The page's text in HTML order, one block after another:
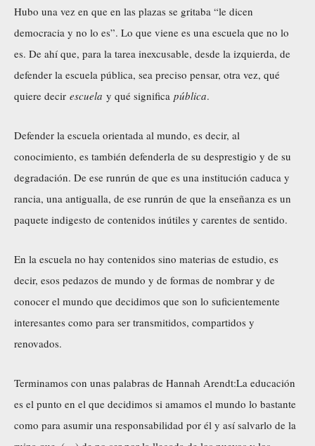
Hubo una vez en que en las plazas se gritaba “le dicen
democracia y no lo es”. Lo que viene es una escuela que no lo
es. De ahí que, para la tarea inexcusable, desde la izquierda, de
defender la escuela pública, sea preciso pensar, otra vez, qué
quiere decir escuela y qué significa pública.
Defender la escuela orientada al mundo, es decir, al
conocimiento, es también defenderla de su desprestigio y de su
degradación. De ese runrún de que es una institución caduca y
rancia, una antigualla, de ese runrún de que la enseñanza es un
paquete indigesto de contenidos inútiles y carentes de sentido.
En la escuela no hay contenidos sino materias de estudio, es
decir, esos pedazos de mundo y de formas de nombrar y de
conocer el mundo que decidimos que son lo suficientemente
interesantes como para ser transmitidos, compartidos y
renovados.
Terminamos con unas palabras de Hannah Arendt:La educación
es el punto en el que decidimos si amamos el mundo lo bastante
como para asumir una responsabilidad por él y así salvarlo de la